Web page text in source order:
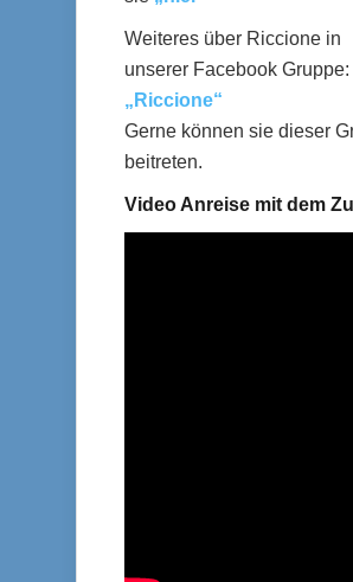
Weiteres über Riccione in
unserer Facebook Gruppe:
„Riccione“
Gerne können sie dieser
beitreten.
Video Anreise mit dem